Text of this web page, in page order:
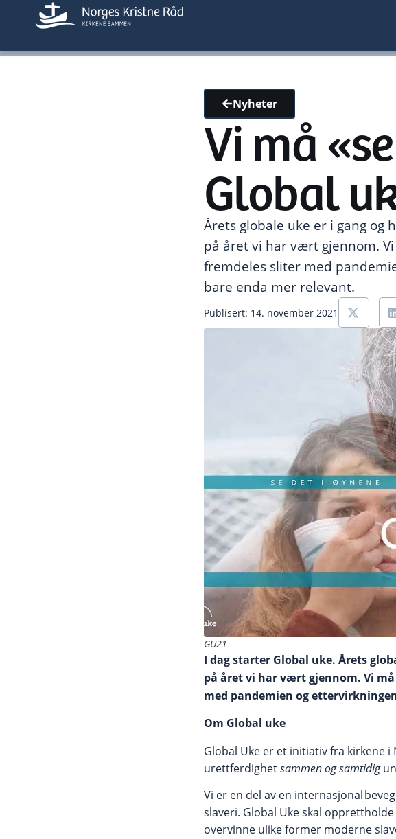
Nyheter
Vi må
Global
Årets globale uke er i gang og
på året vi har vært gjennom.
fremdeles sliter med
bare enda mer relevant.
Publisert: 14. november 2021
GU21
I dag starter Global uke. Årets
på året vi har vært gjennom. Vi må
med pandemien og
Om Global uke
Global Uke er et initiativ fra kirkene i
urettferdighetsammen og samtidig
Vi er en del av en internasjonal
slaveri. Global Uke skal
overvinne ulike former moderne